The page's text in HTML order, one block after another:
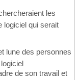
les
logiciel qui serait
lune des personnes
de son travail et